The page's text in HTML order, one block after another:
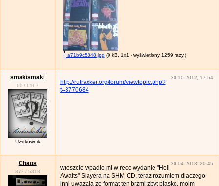
a71b9c5848.jpg (0 kB, 1x1 - wyświetlony 1259 razy.)
smakismaki
60 / 6167
Użytkownik
30-10-2012, 17:54
http://rutracker.org/forum/viewtopic.php?
t=3770684
Chaos
872 / 5818
30-04-2013, 20:45
wreszcie wpadlo mi w rece wydanie "Hell
Awaits" Slayera na SHM-CD. teraz rozumiem dlaczego
inni uwazaja ze format ten brzmi zbyt plasko. moim